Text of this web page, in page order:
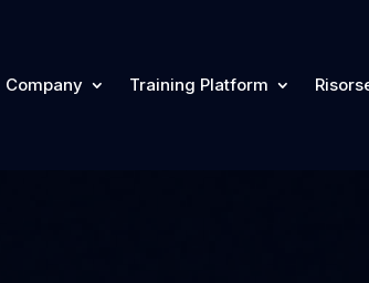
Company Training Platform